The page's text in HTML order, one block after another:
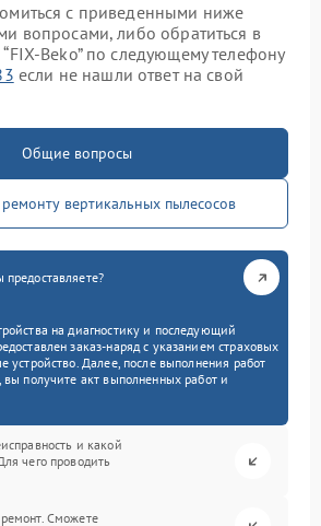
с приведенными ниже
вопросами, либо обратиться в
Beko” по следующему телефону
если не нашли ответ на свой
Общие вопросы
вертикальных пылесосов
на диагностику и последующий
заказ-наряд с указанием страховых
устройство. Далее, после выполнения работ
вы получите акт выполненных работ и
и какой
чего проводить
Сможете